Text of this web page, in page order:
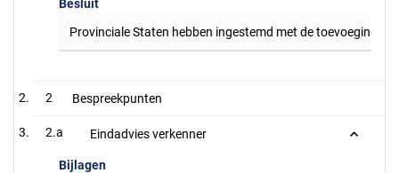
Besluit
Provinciale Staten hebben ingestemd met de toevoeging
2 Bespreekpunten
2.a Eindadvies verkenner
Bijlagen